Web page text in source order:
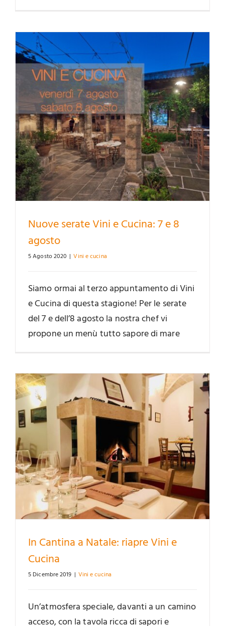
Nuove serate Vini e Cucina: 7 e 8
agosto
5 Agosto 2020 | Vini e cucina
Siamo ormai al terzo appuntamento di Vini
e Cucina di questa stagione! Per le serate
del 7 e dell’8 agosto la nostra chef vi
propone un menù tutto sapore di mare
In Cantina a Natale: riapre Vini e
Cucina
5 Dicembre 2019 | Vini e cucina
Un’atmosfera speciale, davanti a un camino
acceso, con la tavola ricca di sapori e